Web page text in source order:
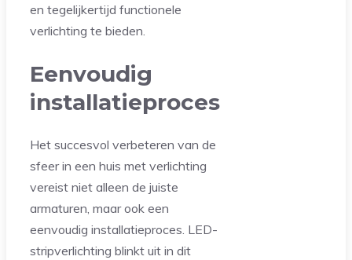
en tegelijkertijd functionele
verlichting te bieden.
Eenvoudig
installatieproces
Het succesvol verbeteren van de
sfeer in een huis met verlichting
vereist niet alleen de juiste
armaturen, maar ook een
eenvoudig installatieproces. LED-
stripverlichting blinkt uit in dit